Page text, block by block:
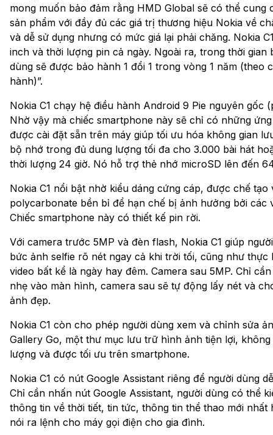
mong muốn bảo đảm rằng HMD Global sẽ có thể cung
sản phẩm với đầy đủ các giá trị thương hiệu Nokia về
và dễ sử dụng nhưng có mức giá lại phải chăng. Nokia
inch và thời lượng pin cả ngày. Ngoài ra, trong thời gian
dùng sẽ được bảo hành 1 đổi 1 trong vòng 1 năm (theo
hành)”.
Nokia C1 chạy hệ điều hành Android 9 Pie nguyên gốc
Nhờ vậy mà chiếc smartphone này sẽ chỉ có những
được cài đặt sẵn trên máy giúp tối ưu hóa không gian
bộ nhớ trong đủ dung lượng tối đa cho 3.000 bài hát
thời lượng 24 giờ. Nó hỗ trợ thẻ nhớ microSD lên đến
Nokia C1 nổi bật nhờ kiểu dáng cứng cáp, được chế tạo
polycarbonate bền bỉ để hạn chế bị ảnh hưởng bởi các
Chiếc smartphone này có thiết kế pin rời.
Với camera trước 5MP và đèn flash, Nokia C1 giúp
bức ảnh selfie rõ nét ngay cả khi trời tối, cũng như thực
video bất kể là ngày hay đêm. Camera sau 5MP. Chỉ
nhẹ vào màn hình, camera sau sẽ tự động lấy nét và
ảnh đẹp.
Nokia C1 còn cho phép người dùng xem và chỉnh sửa
Gallery Go, một thư mục lưu trữ hình ảnh tiện lợi,
lượng và được tối ưu trên smartphone.
Nokia C1 có nút Google Assistant riêng để người dùng
Chỉ cần nhấn nút Google Assistant, người dùng có thể
thông tin về thời tiết, tin tức, thông tin thể thao mới nhất
nói ra lệnh cho máy gọi điện cho gia đình.